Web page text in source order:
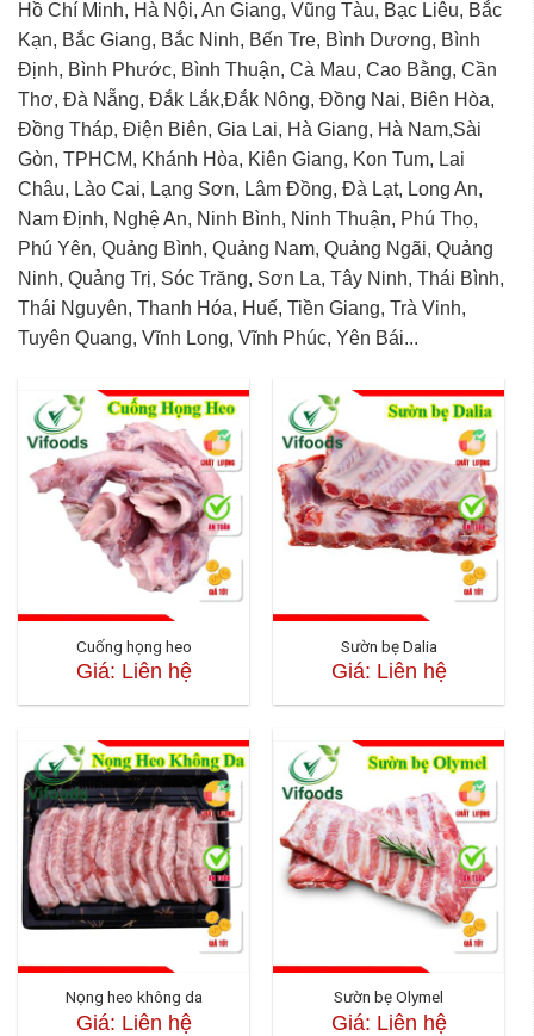
Hồ Chí Minh, Hà Nội, An Giang, Vũng Tàu, Bạc Liêu, Bắc
Kạn, Bắc Giang, Bắc Ninh, Bến Tre, Bình Dương, Bình
Định, Bình Phước, Bình Thuận, Cà Mau, Cao Bằng, Cần
Thơ, Đà Nẵng, Đắk Lắk,Đắk Nông, Đồng Nai, Biên Hòa,
Đồng Tháp, Điện Biên, Gia Lai, Hà Giang, Hà Nam,Sài
Gòn, TPHCM, Khánh Hòa, Kiên Giang, Kon Tum, Lai
Châu, Lào Cai, Lạng Sơn, Lâm Đồng, Đà Lạt, Long An,
Nam Định, Nghệ An, Ninh Bình, Ninh Thuận, Phú Thọ,
Phú Yên, Quảng Bình, Quảng Nam, Quảng Ngãi, Quảng
Ninh, Quảng Trị, Sóc Trăng, Sơn La, Tây Ninh, Thái Bình,
Thái Nguyên, Thanh Hóa, Huế, Tiền Giang, Trà Vinh,
Tuyên Quang, Vĩnh Long, Vĩnh Phúc, Yên Bái...
Cuống họng heo
Giá: Liên hệ
Sườn bẹ Dalia
Giá: Liên hệ
Nọng heo không da
Giá: Liên hệ
Sườn bẹ Olymel
Giá: Liên hệ